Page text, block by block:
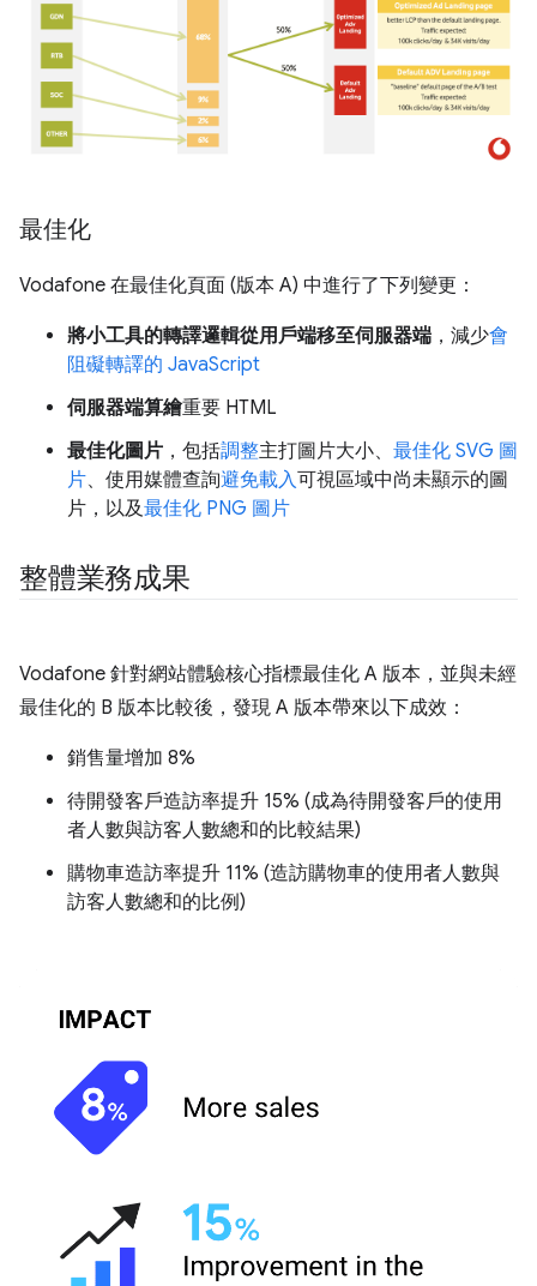
最佳化
Vodafone 在最佳化頁面 (版本 A) 中進行了下列變更：
將小工具的轉譯邏輯從用戶端移至伺服器端 ，減少會
阻礙轉譯的 JavaScript
伺服器端算繪重要 HTML
最佳化圖片 ，包括調整主打圖片大小、 最佳化 SVG 圖
片、使用媒體查詢避免載入可視區域中尚未顯示的圖
片，以及最佳化 PNG 圖片
整體業務成果
Vodafone 針對網站體驗核心指標最佳化 A 版本，並與未經
最佳化的 B 版本比較後，發現 A 版本帶來以下成效：
銷售量增加 8%
待開發客戶造訪率提升 15% (成為待開發客戶的使用
者人數與訪客人數總和的比較結果)
購物車造訪率提升 11% (造訪購物車的使用者人數與
訪客人數總和的比例)